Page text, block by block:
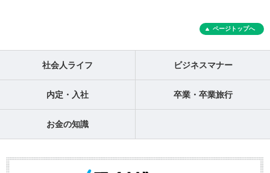
ページトップへ
社会人ライフ ビジネスマナー
内定・入社 卒業・卒業旅行
お金の知識